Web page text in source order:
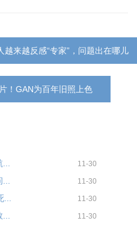
来越反感“专家”，问题出在哪儿
！GAN为百年旧照上色
11-30
11-30
11-30
11-30